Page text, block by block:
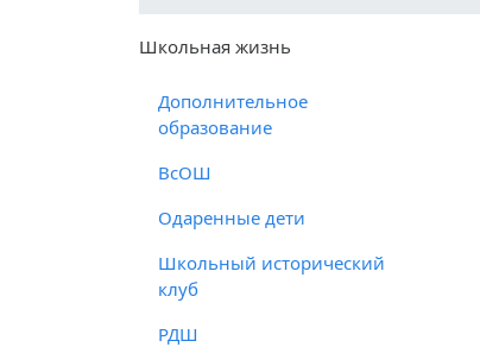
Школьная жизнь
Дополнительное
образование
ВсОШ
Одаренные дети
Школьный исторический
клуб
РДШ